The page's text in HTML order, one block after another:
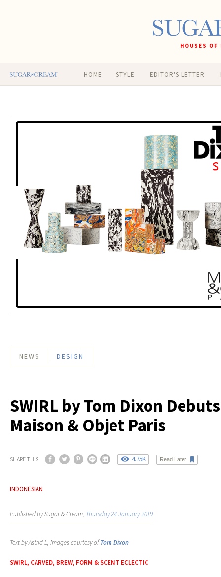
HOUSES
HOME STYLE EDITOR'S LETTER
NEWS DESIGN
SWIRL by Tom Dixon
Maison & Objet Paris
SHARE THIS 4.75K Read Later
INDONESIAN
Published by Sugar & Cream, Thursday 24 January 2019
Text by Astrid L, images courtesy ofTom Dixon
SWIRL, CARVED, BREW, FORM & SCENT ECLECTIC